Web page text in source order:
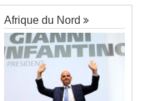
Madagascar:Vol à la tire - Un
en prison
Madagascar:Athlétisme - 100
mètres - Junior Tsiravay et Zo
Rakotonary co-champions
Madagascar:
Rakotondramiara, Président du
Rouge - « Aucun retour
d'investissement pour les petits
Afrique du Nord